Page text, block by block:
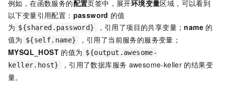
例如，在函数服务的配置页签中，展开环境变量区域，可以看到
以下变量引用配置： password 的值
为 ${shared.password} ，引用了项目的共享变量；name 的
值为 ${self.name}
，引用了当前服务的服务变量；
MYSQL_HOST 的值为 ${output.awesome-
keller.host}
，引用了数据库服务 awesome-keller 的结果变
量。